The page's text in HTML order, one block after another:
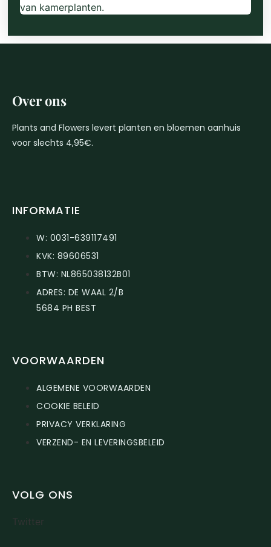
van kamerplanten.
Over ons
Plants and Flowers levert planten en bloemen aanhuis
voor slechts 4,95€.
INFORMATIE
W: 0031-639117491
KVK: 89606531
BTW: NL865038132B01
ADRES: DE WAAL 2/B
5684 PH BEST
VOORWAARDEN
ALGEMENE VOORWAARDEN
COOKIE BELEID
PRIVACY VERKLARING
VERZEND- EN LEVERINGSBELEID
VOLG ONS
Twitter